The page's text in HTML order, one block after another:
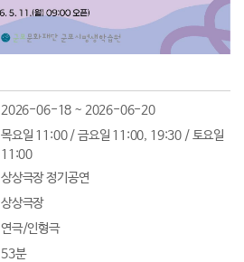
2026-06-18 ~ 2026-06-20
목요일 11:00 / 금요일 11:00, 19:30 / 토요일
11:00
상상극장 정기공연
상상극장
연극/인형극
53분